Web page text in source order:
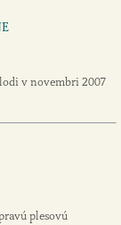
v novembri 2007
plesovú